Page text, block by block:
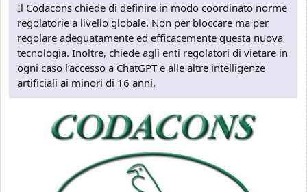
Il Codacons chiede di definire in modo coordinato norme
regolatorie a livello globale. Non per bloccare ma per
regolare adeguatamente ed efficacemente questa nuova
tecnologia. Inoltre, chiede agli enti regolatori di vietare in
ogni caso l’accesso a ChatGPT e alle altre intelligenze
artificiali ai minori di 16 anni.